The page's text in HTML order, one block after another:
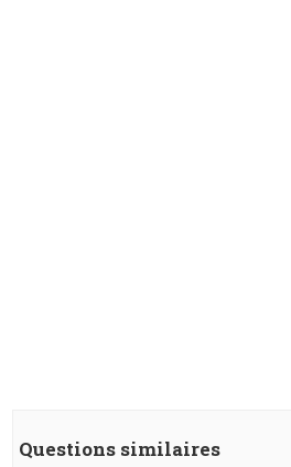
Questions similaires